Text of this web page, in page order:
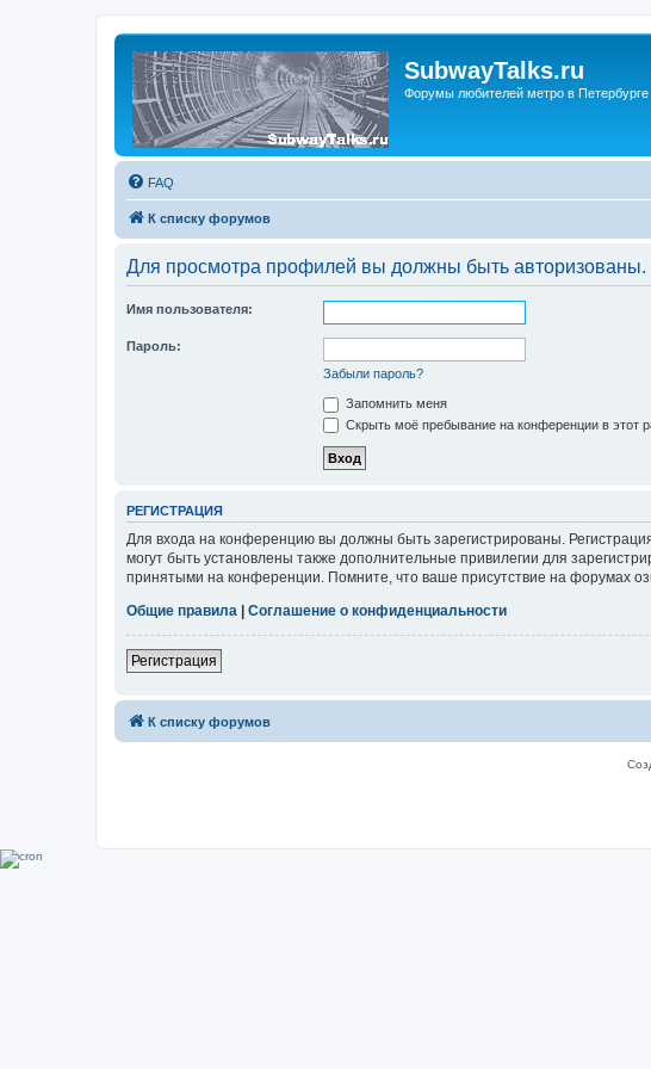
SubwayTalks.ru
Форумы любителей метро в Петербурге
FAQ
К списку форумов
Для просмотра профилей вы должны быть авторизованы.
Имя пользователя:
Пароль:
Забыли пароль?
Запомнить меня
Скрыть моё пребывание на конференции в этот
РЕГИСТРАЦИЯ
Для входа на конференцию вы должны быть зарегистрированы.
могут быть установлены также дополнительные привилегии для
принятыми на конференции. Помните, что ваше присутствие на форумах
Общие правила | Соглашение о конфиденциальности
Регистрация
К списку форумов